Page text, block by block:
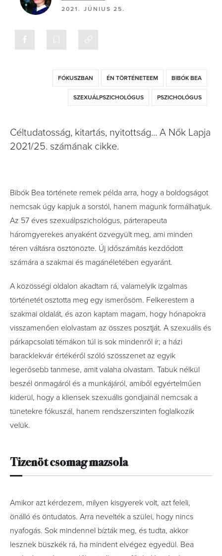
2021. JÚNIUS 25.
FÓKUSZBAN ÉN TÖRTÉNETEEM BIBÓK BEA
SZEXUÁLPSZICHOLÓGUS PSZICHOLÓGUS
Céltudatosság, kitartás, nyitottság... A Nők Lapja
2021/25. számának cikke.
Bibók Bea története remek példa arra, hogy a boldogságot
nemcsak úgy kapjuk a sorstól, hanem magunk formálhatjuk.
Az 57 éves szexuálpszichológus, párterapeuta
háromgyerekes anyaként özvegyült meg, ami minden
téren váltásra ösztönözte. Új időszámítás kezdődött
számára a szakmai és magánéletében egyaránt.
A közösségi oldalon akadtam rá, valamelyik izgalmas
történetét osztotta meg egy ismerősöm. Felkerestem a
szakmai oldalát, és azon kaptam magam, hogy hónapokra
visszamenően elolvastam az összes posztját. A szexuális és
párkapcsolati témákon túl is sok mindenről ír; a házi
baracklekvár értékéről szóló szösszenet az egyik
legerősebb tanmese, amit valaha olvastam. Tabuk nélkül
beszél önmagáról és a munkájáról, amiből egyértelműen
kiderül, hogy a kliensek szexuális gondjainál nemcsak a
tünetekre fókuszál, hanem rendszerszinten foglalkozik
velük.
Tizenöt csomag mazsola
Amikor azt kérdezem, milyen kisgyerek volt, azt feleli,
önálló és öntudatos. Arra nevelték a szülei, hogy nincs
nyafogás. Sok mindennel bízták meg, és tudta, akkor
lesznek büszkék rá, ha mindent elvégez egyedül. Bea